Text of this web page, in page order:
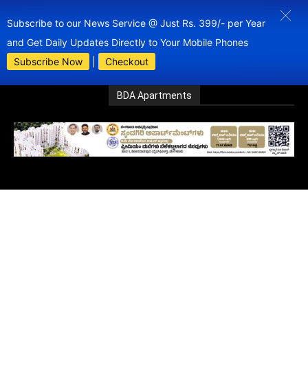
Subscribe to our News Service @ Just Rs. 399/- per Year
and Get Daily Updates Directly to Your Mobile Phones
Subscribe Now
Checkout
BDA Apartments